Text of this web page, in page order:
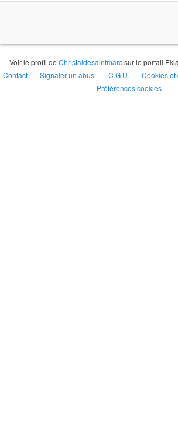
Voir le profil deChristaldesaintmarcsur le portail
Contact
Signaler un abus C.G.U.
Cookies
Préférences cookies